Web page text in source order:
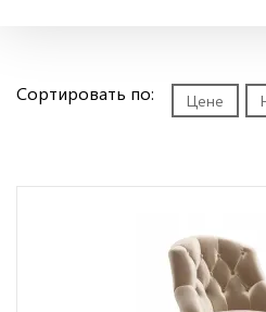
Сортировать по: Цене